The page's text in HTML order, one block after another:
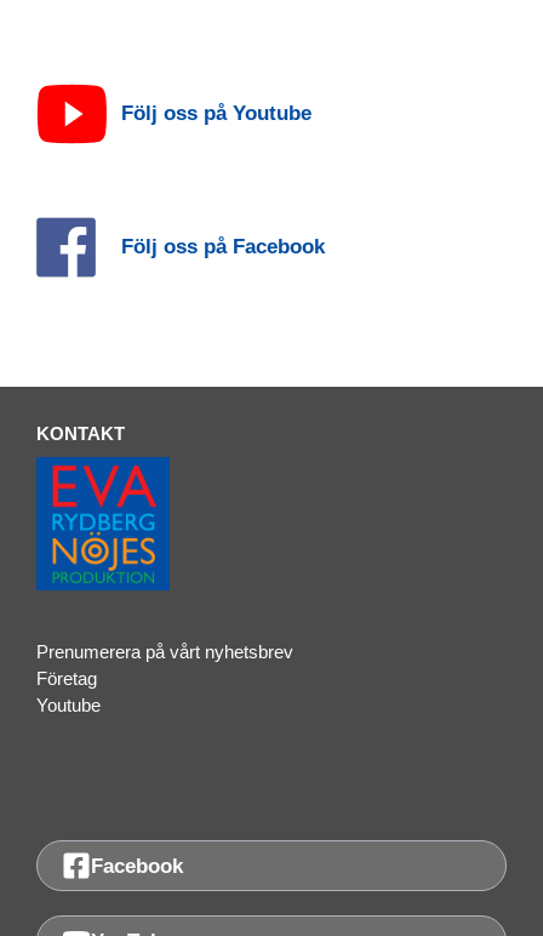
Följ oss på Youtube
Följ oss på Facebook
KONTAKT
Prenumerera på vårt nyhetsbrev
Företag
Youtube
Facebook